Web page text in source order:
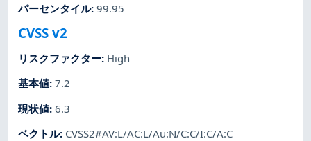
パーセンタイル:99.95
CVSS v2
リスクファクター: High
基本値:7.2
現状値:6.3
ベクトル: CVSS2#AV:L/AC:L/Au:N/C:C/I:C/A:C